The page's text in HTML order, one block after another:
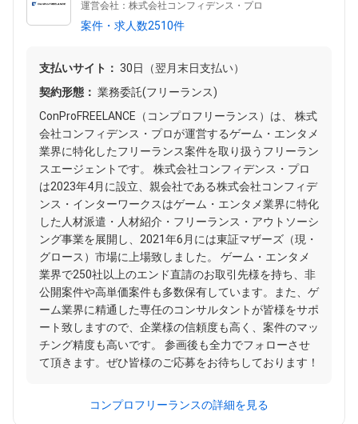
運営会社：株式会社コンフィデンス・プロ
案件・求人数2510件
支払いサイト： 30日（翌月末日支払い）
契約形態： 業務委託(フリーランス)
ConProFREELANCE（コンプロフリーランス）は、 株式
会社コンフィデンス・プロが運営するゲーム・エンタメ
業界に特化したフリーランス案件を取り扱うフリーラン
スエージェントです。 株式会社コンフィデンス・プロ
は2023年4月に設立、親会社である株式会社コンフィデ
ンス・インターワークスはゲーム・エンタメ業界に特化
した人材派遣・人材紹介・フリーランス・アウトソーシ
ング事業を展開し、2021年6月には東証マザーズ（現・
グロース）市場に上場致しました。 ゲーム・エンタメ
業界で250社以上のエンド直請のお取引先様を持ち、非
公開案件や高単価案件も多数保有しています。また、ゲ
ーム業界に精通した専任のコンサルタントが皆様をサポ
ート致しますので、企業様の信頼度も高く、案件のマッ
チング精度も高いです。 参画後も全力でフォローさせ
て頂きます。ぜひ皆様のご応募をお待ちしております！
コンプロフリーランスの詳細を見る